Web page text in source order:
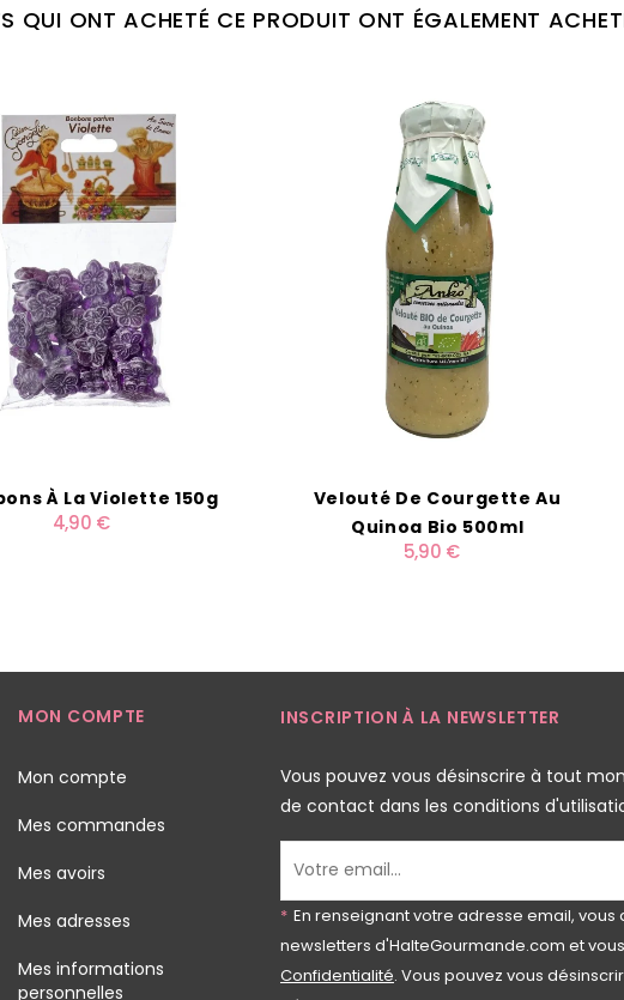
QUI ONT ACHETÉ CE PRODUIT ONT ÉGALEMENT
À La Violette 150g
4,90 €
Velouté De Courgette Au
Quinoa Bio 500ml
5,90 €
MON COMPTE
Mon compte
Mes commandes
Mes avoirs
Mes adresses
Mes informations
personnelles
INSCRIPTION À LA NEWSLETTER
Vous pouvez vous désinscrire à tout
de contact dans les conditions
* En renseignant votre adresse email,
newsletters d'HalteGourmande.com et
Confidentialité. Vous pouvez vous